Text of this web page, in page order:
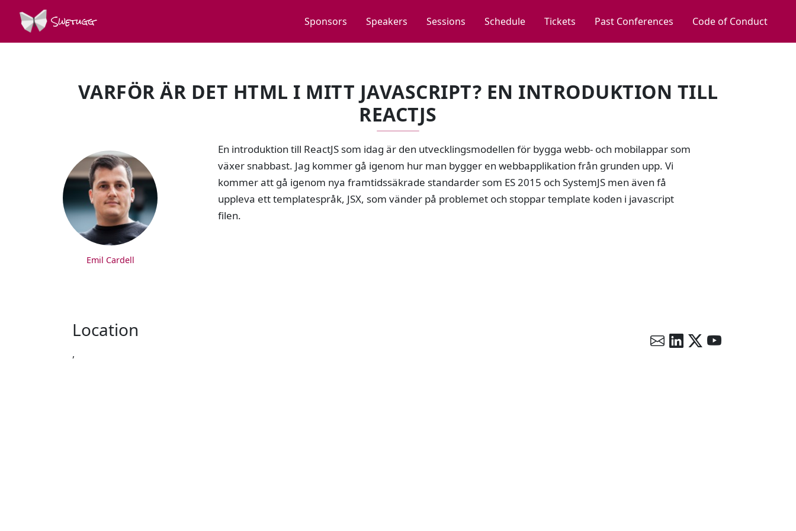
Swetugg Sponsors Speakers Sessions Schedule Tickets Past Conferences Code of Conduct
VARFÖR ÄR DET HTML I MITT JAVASCRIPT? EN INTRODUKTION TILL
REACTJS
SPEAKERS
Emil Cardell
En introduktion till ReactJS som idag är den utvecklingsmodellen för bygga webb- och mobilappar som
växer snabbast. Jag kommer gå igenom hur man bygger en webbapplikation från grunden upp. Vi
kommer att gå igenom nya framtidssäkrade standarder som ES 2015 och SystemJS men även få
uppleva ett templatespråk, JSX, som vänder på problemet och stoppar template koden i javascript
filen.
Location
,